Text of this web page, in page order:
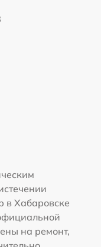
в Хабаровске
на ремонт,